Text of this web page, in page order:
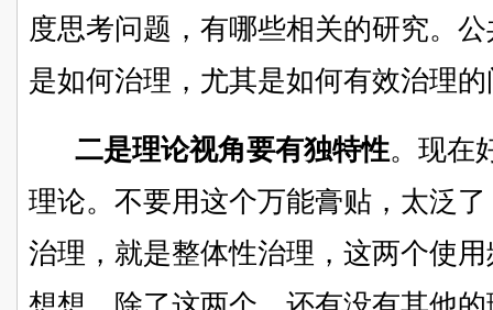
度思考问题， 有哪些相关的研究。
是如何治理，尤其是如何有效治理
二是理论视角要有独特性。 现在
理论。不要用这个万能膏贴，太泛
治理，就是整体性治理，这两个使